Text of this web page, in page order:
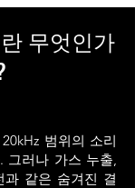
무엇인가
범위의 소리
그러나 가스 누출,
같은 숨겨진 결